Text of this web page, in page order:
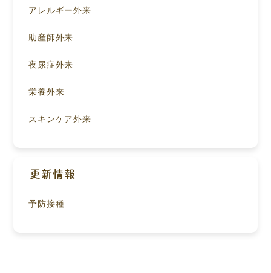
アレルギー外来
助産師外来
夜尿症外来
栄養外来
スキンケア外来
更新情報
予防接種